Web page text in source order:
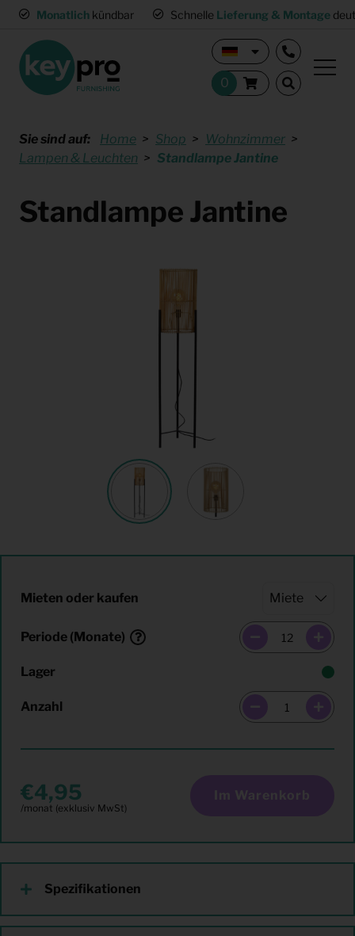
Monatlich kündbar Schnelle Lieferung & Montage
Sie sind auf: Home Shop
Wohnzimmer
Lampen & Leuchten
Standlampe Jantine
Standlampe Jantine
Mieten oder kaufen
Periode (Monate)
Lager
Anzahl
4,95 Im Warenkorb
Spezifikationen